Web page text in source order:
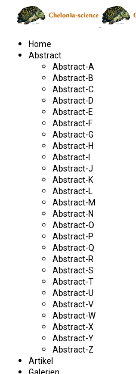
Home
Abstract
Abstract-A
Abstract-B
Abstract-C
Abstract-D
Abstract-E
Abstract-F
Abstract-G
Abstract-H
Abstract-I
Abstract-J
Abstract-K
Abstract-L
Abstract-M
Abstract-N
Abstract-O
Abstract-P
Abstract-Q
Abstract-R
Abstract-S
Abstract-T
Abstract-U
Abstract-V
Abstract-W
Abstract-X
Abstract-Y
Abstract-Z
Artikel